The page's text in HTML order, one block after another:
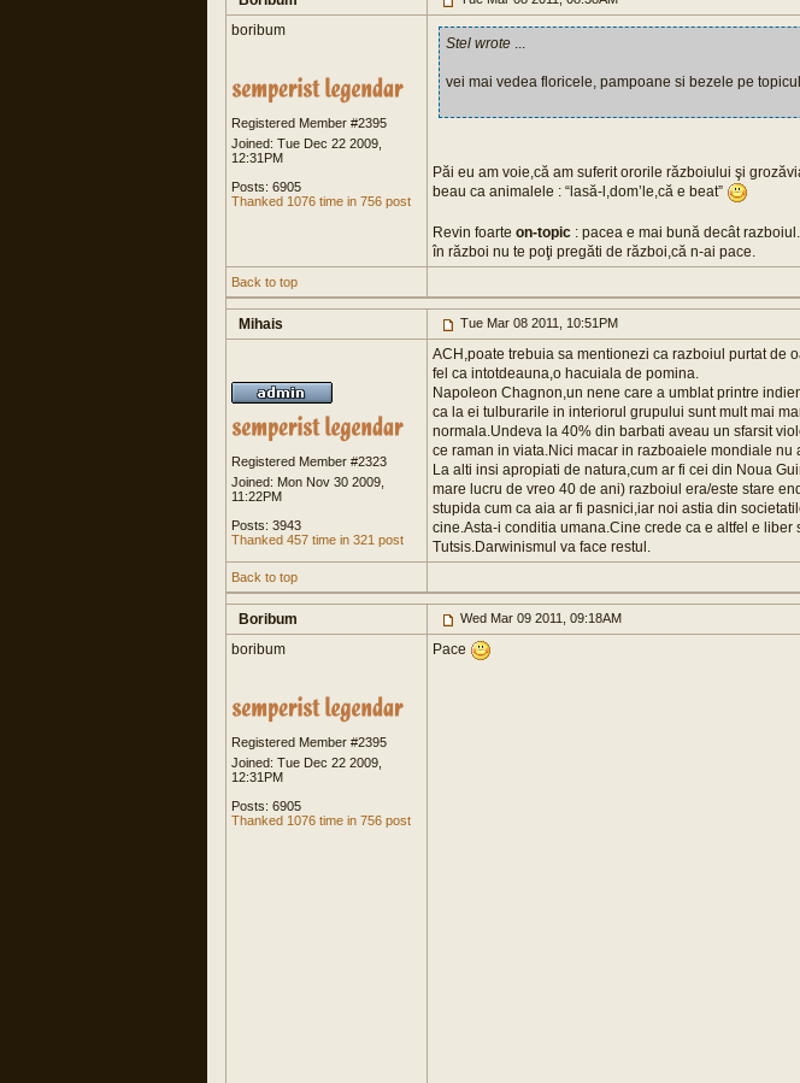
boribum
Registered Member #2395
Joined: Tue Dec 22 2009,
12:31PM
Posts: 6905
Thanked 1076 time in 756 post
Stel wrote ...
vei mai vedea floricele, pampoane si bezele pe
Păi eu am voie,că am suferit ororile războiului şi
beau ca animalele : “lasă-l,dom’le,că e beat”
Revin foarte on-topic : pacea e mai bună decât
în război nu te poţi pregăti de război,că n-ai pace.
Back to top
Mihais Tue Mar 08 2011, 10:51PM
Registered Member #2323
Joined: Mon Nov 30 2009,
11:22PM
Posts: 3943
Thanked 457 time in 321 post
ACH,poate trebuia sa mentionezi ca razboiul purtat de
fel ca intotdeauna,o hacuiala de pomina.
Napoleon Chagnon,un nene care a umblat printre
ca la ei tulburarile in interiorul grupului sunt mult mai
normala.Undeva la 40% din barbati aveau un sfarsit
ce raman in viata.Nici macar in razboaiele mondiale nu
La alti insi apropiati de natura,cum ar fi cei din Noua
mare lucru de vreo 40 de ani) razboiul era/este stare
stupida cum ca aia ar fi pasnici,iar noi astia din
cine.Asta-i conditia umana.Cine crede ca e altfel e
Tutsis.Darwinismul va face restul.
Back to top
Boribum Wed Mar 09 2011, 09:18AM
boribum
Registered Member #2395
Joined: Tue Dec 22 2009,
12:31PM
Posts: 6905
Thanked 1076 time in 756 post
Pace